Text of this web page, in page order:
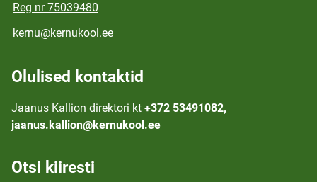
Reg nr 75039480
kernu@kernukool.ee
Olulised kontaktid
Jaanus Kallion direktori kt +372 53491082,
jaanus.kallion@kernukool.ee
Otsi kiiresti